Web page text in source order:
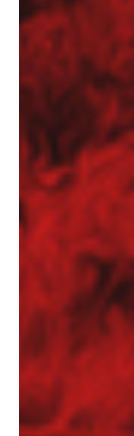
Zespół
Polityka
Polityka
Realizujemy
Realizacje z
Referencje
Specjalista /
Technologie
Usługi
specjalne